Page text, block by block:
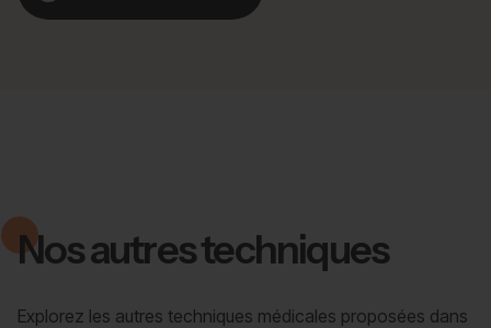
Nos autres techniques
Explorez les autres techniques médicales proposées dans